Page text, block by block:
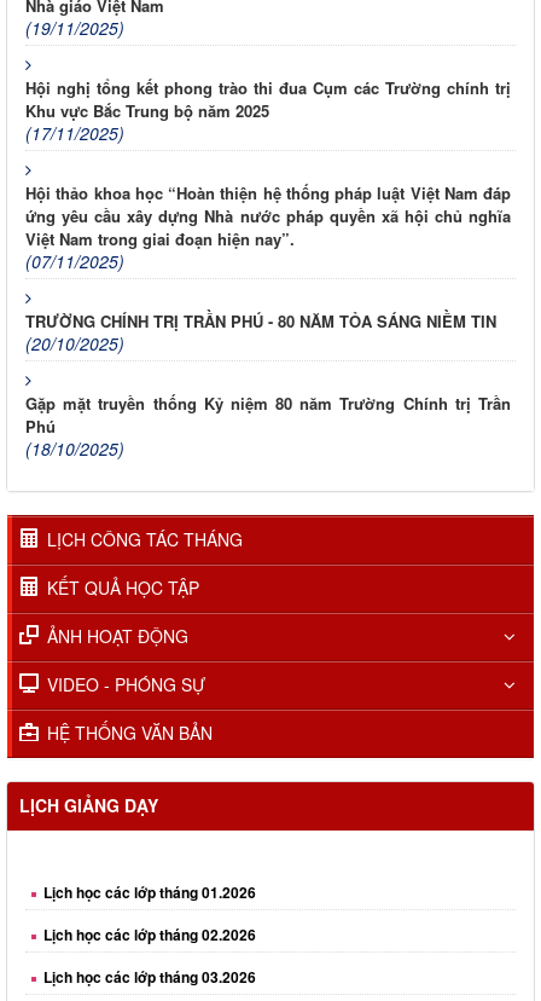
Nhà giáo Việt Nam
(19/11/2025)
Hội nghị tổng kết phong trào thi đua Cụm các Trường chính trị
Khu vực Bắc Trung bộ năm 2025
(17/11/2025)
Hội thảo khoa học “Hoàn thiện hệ thống pháp luật Việt Nam đáp
ứng yêu cầu xây dựng Nhà nước pháp quyền xã hội chủ nghĩa
Việt Nam trong giai đoạn hiện nay”.
(07/11/2025)
TRƯỜNG CHÍNH TRỊ TRẦN PHÚ - 80 NĂM TỎA SÁNG NIỀM TIN
(20/10/2025)
Gặp mặt truyền thống Kỷ niệm 80 năm Trường Chính trị Trần
Phú
(18/10/2025)
LỊCH CÔNG TÁC THÁNG
KẾT QUẢ HỌC TẬP
ẢNH HOẠT ĐỘNG
VIDEO - PHÓNG SỰ
HỆ THỐNG VĂN BẢN
LỊCH GIẢNG DẠY
Lịch học các lớp tháng 02.2026
Lịch học các lớp tháng 03.2026
Lịch học các lớp tháng 04.2026